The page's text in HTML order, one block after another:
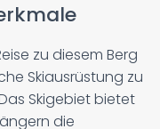
zu diesem Berg
Skiausrüstung zu
Skigebiet bietet
die